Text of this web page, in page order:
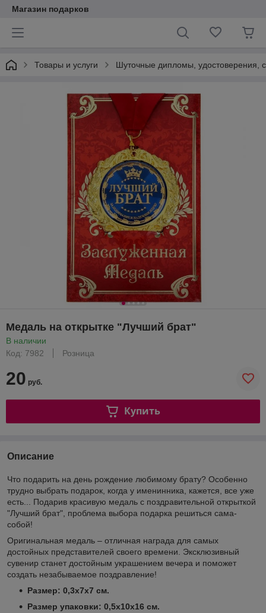
Магазин подарков
Товары и услуги Шуточные дипломы, удостоверения,
Медаль на открытке "Лучший брат"
В наличии
Код: 7982
Розница
20 руб.
Купить
Описание
Что подарить на день рождение любимому брату? Особенно
трудно выбрать подарок, когда у именинника, кажется, все уже
есть... Подарив красивую медаль с поздравительной открыткой
"Лучший брат", проблема выбора подарка решиться сама-
собой!
Оригинальная медаль – отличная награда для самых
достойных представителей своего времени. Эксклюзивный
сувенир станет достойным украшением вечера и поможет
создать незабываемое поздравление!
Размер: 0,3х7х7 см.
Размер упаковки: 0,5х10х16 см.